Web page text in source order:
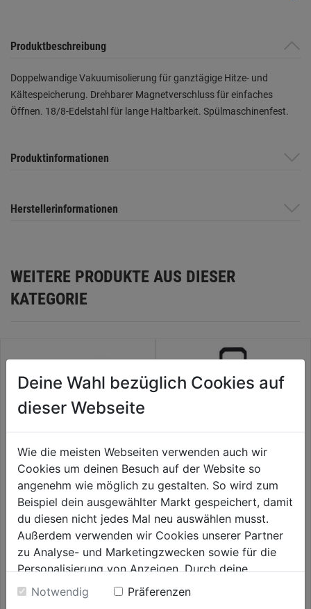
Produktbeschreibung
Doppelwandige Vakuumisolierung für ganztägige Hitze- und
Kältespeicherung. Drehbarer Magnetverschluss für einfaches
Öffnen. 18/8-Edelstahl für lange Haltbarkeit. Spülmaschinenfest.
Produktinformationen
Herstellerinformationen
WEITERE PRODUKTE AUS DIESER
KATEGORIE
Werkzeugkoffer mit Organizer
650x300x295mm
0.0 (0)
0.0
von
Sternen.
46,99€
Thermosflasche
m.Schraubdeckel PACKOUT
schwarz 710 ml
0.0 (0)
0.0
von
Sternen.
47,59€
Deine Wahl bezüglich Cookies auf
dieser Webseite
Wie die meisten Webseiten verwenden auch wir
Cookies um deinen Besuch auf der Website so
angenehm wie möglich zu gestalten. So wird zum
Beispiel dein ausgewählter Markt gespeichert, damit
du diesen nicht jedes Mal neu auswählen musst.
Außerdem verwenden wir Cookies unserer Partner
zu Analyse- und Marketingzwecken sowie für die
Personalisierung von Anzeigen. Durch deine
Einwilligung werden die Daten von Drittanbieter,
unter anderem auch in den USA, verarbeitet.
Notwendig
Präferenzen